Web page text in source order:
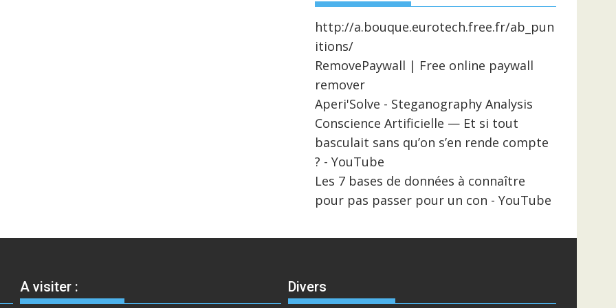
http://a.bouque.eurotech.free.fr/ab_pun
itions/
RemovePaywall | Free online paywall
remover
Aperi'Solve - Steganography Analysis
Conscience Artificielle — Et si tout
basculait sans qu’on s’en rende compte
? - YouTube
Les 7 bases de données à connaître
pour pas passer pour un con - YouTube
A visiter : Divers